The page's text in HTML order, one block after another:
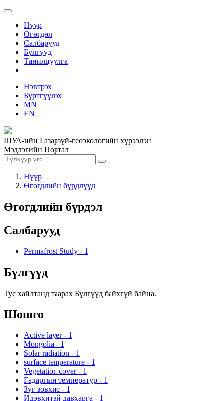
Нүүр
Өгөгдөл
Салбарууд
Бүлгүүд
Танилцуулга
Нэвтрэх
Бүртгүүлэх
MN
EN
ШУА-ийн Газарзүй-геоэкологийн хүрээлэн
Мэдлэгийн Портал
Нүүр
Өгөгдлийн бүрдлүүд
Өгөгдлийн бүрдэл
Салбарууд
Permafrost Study - 1
Бүлгүүд
Тус хайлтанд таарах Бүлгүүд байхгүй байна.
Шошго
Active layer - 1
Mongolia - 1
Solar radiation - 1
surface temperature - 1
Vegetation cover - 1
Гадаргын температур - 1
Зүг зовхис - 1
Идэвхитэй давхарга - 1